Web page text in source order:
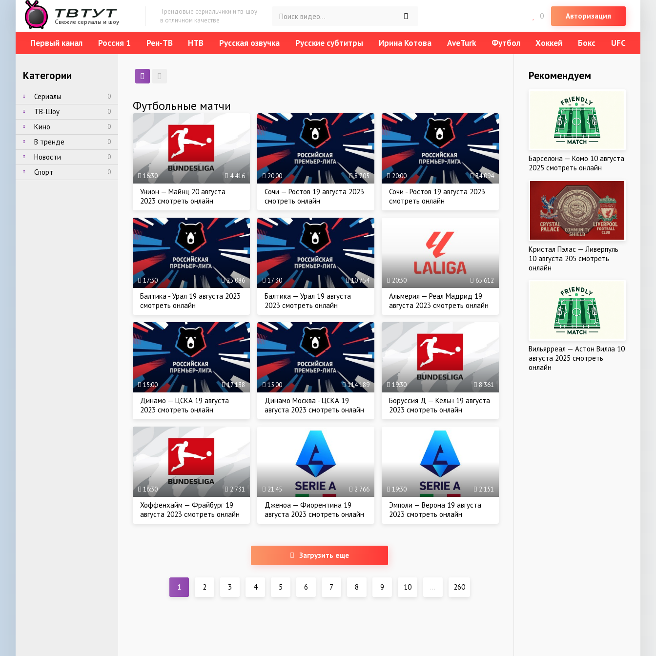
Футбольные матчи
Унион — Майнц 20 августа
2023 смотреть онлайн
4 416
16:30
Сочи — Ростов 19 августа 2023
смотреть онлайн
8 705
20:00
Сочи - Ростов 19 августа 2023
смотреть онлайн
34 094
20:00
Балтика - Урал 19 августа 2023
смотреть онлайн
25 086
17:30
Балтика — Урал 19 августа
2023 смотреть онлайн
10 754
17:30
Альмерия — Реал Мадрид 19
августа 2023 смотреть онлайн
65 612
20:30
Динамо — ЦСКА 19 августа
2023 смотреть онлайн
17 138
15:00
Динамо Москва - ЦСКА 19
августа 2023 смотреть онлайн
114 189
15:00
Боруссия Д — Кёльн 19 августа
2023 смотреть онлайн
8 361
19:30
Хоффенхайм — Фрайбург 19
августа 2023 смотреть онлайн
2 731
16:30
Дженоа — Фиорентина 19
августа 2023 смотреть онлайн
2 766
21:45
Эмполи — Верона 19 августа
2023 смотреть онлайн
2 151
19:30
Загрузить еще
1 2 3 4 5 6 7 8 9 10 ... 260
Категории
Сериалы 0
ТВ-Шоу 0
Кино 0
В тренде 0
Новости 0
Спорт 0
Рекомендуем
Барселона — Комо 10 августа
2025 смотреть онлайн
Кристал Пэлас — Ливерпуль
10 августа 205 смотреть
онлайн
Вильярреал — Астон Вилла 10
августа 2025 смотреть
онлайн
Первый канал Россия 1 Рен-ТВ НТВ Русская озвучка Русские субтитры Ирина Котова АveTurk Футбол Хоккей Бокс UFC
Трендовые сериальчики и тв-шоу
в отличном качестве
0 Авторизация